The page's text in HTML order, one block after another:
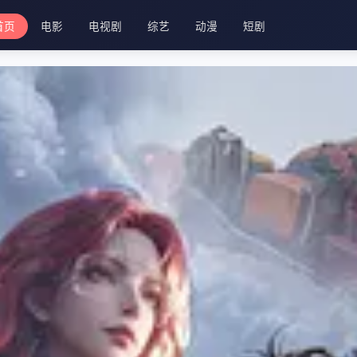
页 电影 电视剧 综艺 动漫 短剧